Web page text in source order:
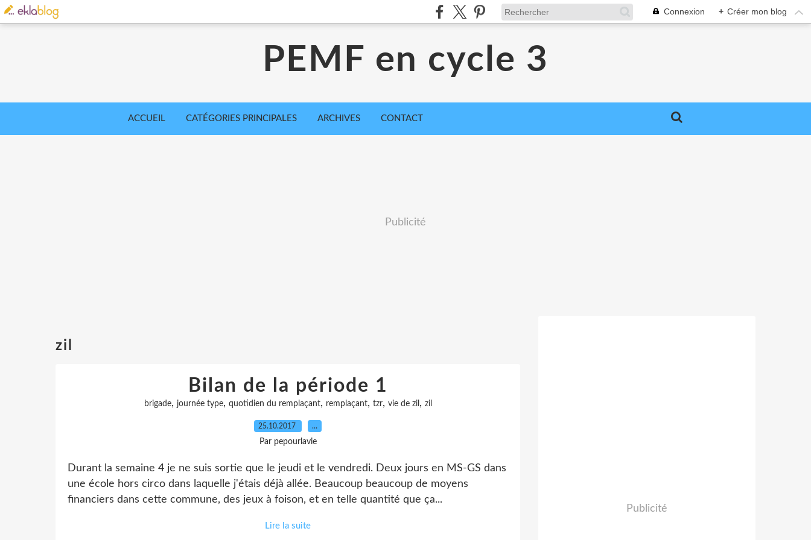
Connexion + Créer mon blog
PEMF en cycle 3
ACCUEIL CATÉGORIES PRINCIPALES ARCHIVES CONTACT
Publicité
zil
Bilan de la période 1
brigade, journée type, quotidien du remplaçant, remplaçant, tzr, vie de zil, zil
25.10.2017 …
Par pepourlavie
Durant la semaine 4 je ne suis sortie que le jeudi et le vendredi. Deux jours en MS-GS dans
une école hors circo dans laquelle j'étais déjà allée. Beaucoup beaucoup de moyens
financiers dans cette commune, des jeux à foison, et en telle quantité que ça...
Lire la suite
Publicité